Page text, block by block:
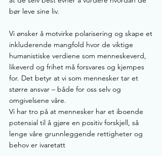
bør leve sine liv.
Vi ønsker å motvirke polarisering og skape et
inkluderende mangfold hvor de viktige
humanistiske verdiene som menneskeverd,
likeverd og frihet må forsvares og kjempes
for. Det betyr at vi som mennesker tar et
større ansvar – både for oss selv og
omgivelsene våre.
Vi har tro på at mennesker har et iboende
potensial til å gjøre en positiv forskjell, så
lenge våre grunnleggende rettigheter og
behov er ivaretatt